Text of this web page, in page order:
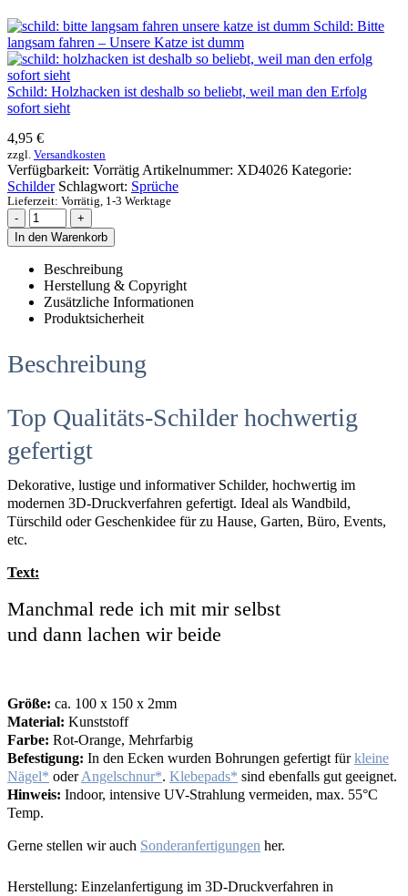
Schild: Bitte
langsam fahren – Unsere Katze ist dumm
Schild: Holzhacken ist deshalb so beliebt, weil man den Erfolg
sofort sieht
4,95 €
zzgl. Versandkosten
Verfügbarkeit: Vorrätig Artikelnummer: XD4026 Kategorie:
Schilder Schlagwort: Sprüche
Lieferzeit: Vorrätig, 1-3 Werktage
-
+
In den Warenkorb
Beschreibung
Herstellung & Copyright
Zusätzliche Informationen
Produktsicherheit
Beschreibung
Top Qualitäts-Schilder hochwertig
gefertigt
Dekorative, lustige und informativer Schilder, hochwertig im
modernen 3D-Druckverfahren gefertigt. Ideal als Wandbild,
Türschild oder Geschenkidee für zu Hause, Garten, Büro, Events,
etc.
Text:
Manchmal rede ich mit mir selbst
und dann lachen wir beide
Größe: ca. 100 x 150 x 2mm
Material: Kunststoff
Farbe: Rot-Orange, Mehrfarbig
Befestigung: In den Ecken wurden Bohrungen gefertigt fürkleine
Nägel
oderAngelschnur . Klebepads
sind ebenfalls gut geeignet.
Hinweis: Indoor, intensive UV-Strahlung vermeiden, max. 55°C
Temp.
Gerne stellen wir auch Sonderanfertigungen her.
Herstellung: Einzelanfertigung im 3D-Druckverfahren in